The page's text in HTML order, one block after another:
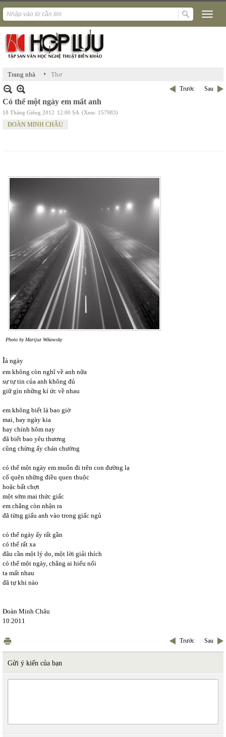
Trang nhà › Thơ
Trước Sau
Có thể một ngày em mất anh
18 Tháng Giêng 2012 12:00 SA (Xem: 157983)
ĐOÀN MINH CHÂU
Photo by Marijuz Wikowsky
là ngày
em không còn nghĩ về anh nữa
sự tự tin của anh không đủ
giữ gìn những kí ức về nhau
em không biết là bao giờ
mai, hay ngày kia
hay chính hôm nay
đã biết bao yêu thương
cũng chừng ấy chán chường
có thể một ngày em muốn đi trên con đường lạ
cố quên những điều quen thuộc
hoặc bất chợt
một sớm mai thức giấc
em chẳng còn nhận ra
đã từng giấu anh vào trong giấc ngủ
có thể ngày ấy rất gần
có thể rất xa
đâu cần một lý do, một lời giải thích
có thể một ngày, chẳng ai hiểu nổi
ta mất nhau
đã tự khi nào
Đoàn Minh Châu
10.2011
Trước Sau
Gửi ý kiến của bạn